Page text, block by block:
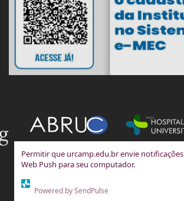
Permitir que urcamp.edu.br envie notificações
Web Push para seu computador.
Powered by SendPulse